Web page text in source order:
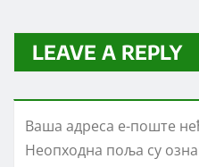
LEAVE A REPLY
Ваша адреса е-поште
Неопходна поља су